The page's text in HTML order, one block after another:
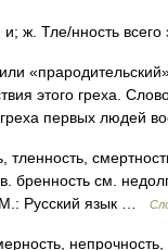
ж. Тле/нность
этого греха.
первых людей
тленность,
бренность см.
М.: Русский язык …
непрочность,